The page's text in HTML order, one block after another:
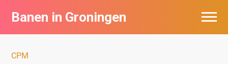
Banen in Groningen
CPM
Vacatures per bedrijf